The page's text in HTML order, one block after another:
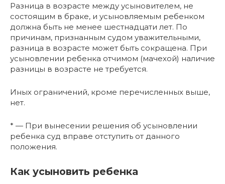
Разница в возрасте между усыновителем, не
состоящим в браке, и усыновляемым ребенком
должна быть не менее шестнадцати лет. По
причинам, признанным судом уважительными,
разница в возрасте может быть сокращена. При
усыновлении ребенка отчимом (мачехой) наличие
разницы в возрасте не требуется.
Иных ограничений, кроме перечисленных выше,
нет.
* — При вынесении решения об усыновлении
ребенка суд вправе отступить от данного
положения.
Как усыновить ребенка